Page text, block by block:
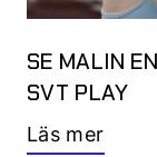
SE MALIN
SVT PLAY
Läs mer